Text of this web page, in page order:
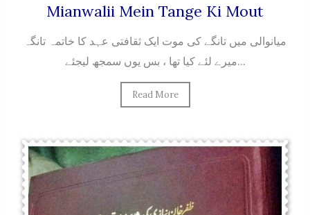
Mianwalii Mein Tange Ki Mout
میانوالی میں تانگے کی موت ایک ثقافتی عہد کا خاتمہ تانگہ
میرے لئے کیا تھا ، بس یوں سمجھ لیجئے...
Read More